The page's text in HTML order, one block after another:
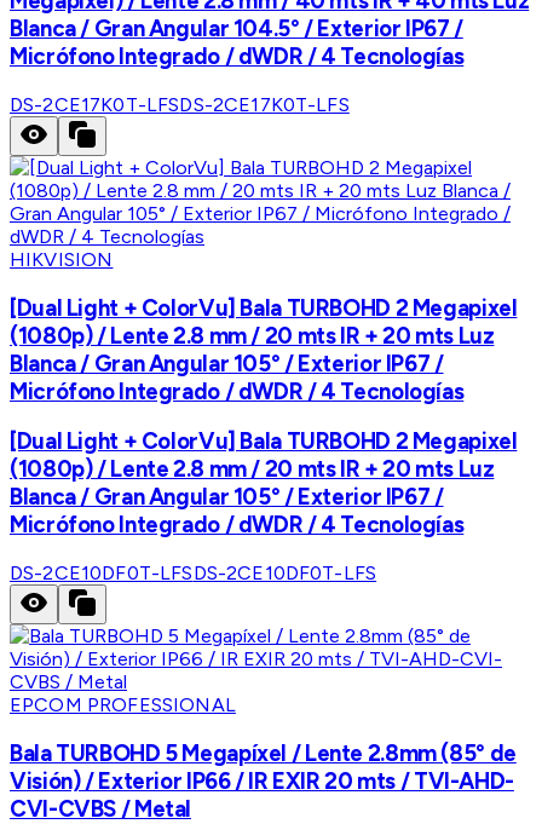
Blanca / Gran Angular 104.5° / Exterior IP67 /
Micrófono Integrado / dWDR / 4 Tecnologías
DS-2CE17K0T-LFSDS-2CE17K0T-LFS
HIKVISION
[Dual Light + ColorVu] Bala TURBOHD 2 Megapixel
(1080p) / Lente 2.8 mm / 20 mts IR + 20 mts Luz
Blanca / Gran Angular 105° / Exterior IP67 /
Micrófono Integrado / dWDR / 4 Tecnologías
[Dual Light + ColorVu] Bala TURBOHD 2 Megapixel
(1080p) / Lente 2.8 mm / 20 mts IR + 20 mts Luz
Blanca / Gran Angular 105° / Exterior IP67 /
Micrófono Integrado / dWDR / 4 Tecnologías
DS-2CE10DF0T-LFSDS-2CE10DF0T-LFS
EPCOM PROFESSIONAL
Bala TURBOHD 5 Megapíxel / Lente 2.8mm (85° de
Visión) / Exterior IP66 / IR EXIR 20 mts / TVI-AHD-
CVI-CVBS / Metal